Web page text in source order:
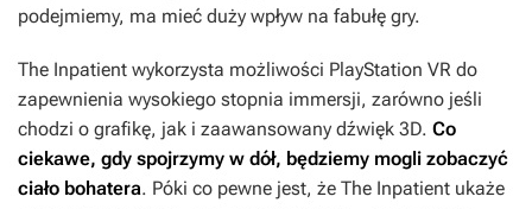
podejmiemy, ma mieć duży wpływ na fabułę gry.
The Inpatient wykorzysta możliwości PlayStation VR do
zapewnienia wysokiego stopnia immersji, zarówno jeśli
chodzi o grafikę, jak i zaawansowany dźwięk 3D. Co
ciekawe, gdy spojrzymy w dół, będziemy mogli zobaczyć
ciało bohatera. Póki co pewne jest, że The Inpatient ukaże